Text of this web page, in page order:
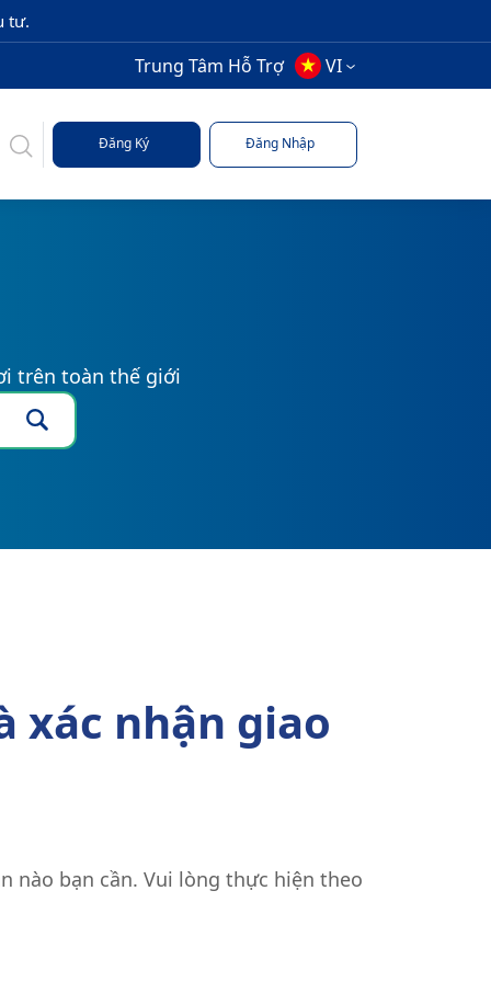
tư.
Trung Tâm Hỗ Trợ VI
Đăng Ký Đăng Nhập
trên toàn thế giới
xác nhận giao
nào bạn cần. Vui lòng thực hiện theo